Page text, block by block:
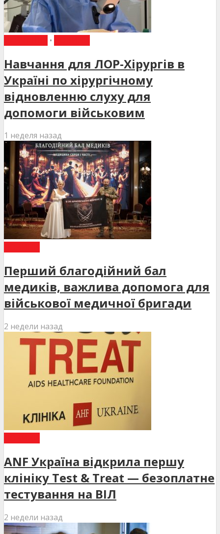
•
Навчання для ЛОР-Хірургів в
Україні по хірургічному
відновленню слуху для
допомоги військовим
1 неделя назад
Перший благодійний бал
медиків, важлива допомога для
військової медичної бригади
2 недели назад
ANF Україна відкрила першу
клініку Test & Treat — безоплатне
тестування на ВІЛ
2 недели назад